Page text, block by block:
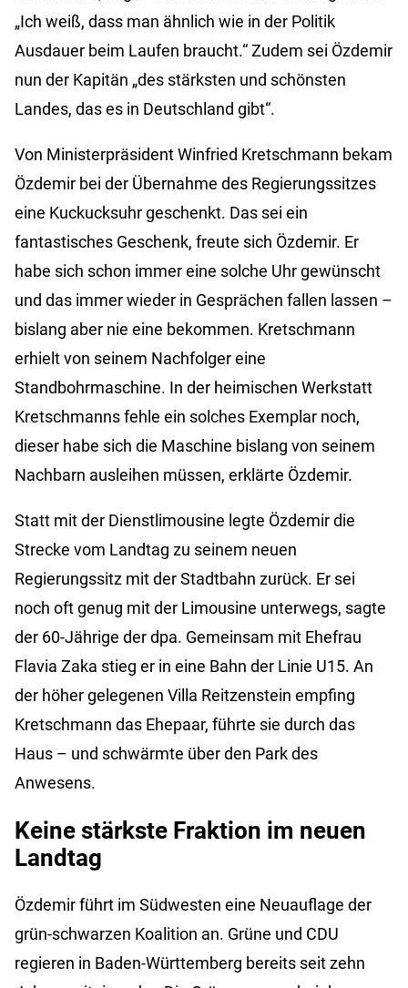
„Ich weiß, dass man ähnlich wie in der Politik
Ausdauer beim Laufen braucht.“ Zudem sei Özdemir
nun der Kapitän „des stärksten und schönsten
Landes, das es in Deutschland gibt“.
Von Ministerpräsident Winfried Kretschmann bekam
Özdemir bei der Übernahme des Regierungssitzes
eine Kuckucksuhr geschenkt. Das sei ein
fantastisches Geschenk, freute sich Özdemir. Er
habe sich schon immer eine solche Uhr gewünscht
und das immer wieder in Gesprächen fallen lassen –
bislang aber nie eine bekommen. Kretschmann
erhielt von seinem Nachfolger eine
Standbohrmaschine. In der heimischen Werkstatt
Kretschmanns fehle ein solches Exemplar noch,
dieser habe sich die Maschine bislang von seinem
Nachbarn ausleihen müssen, erklärte Özdemir.
Statt mit der Dienstlimousine legte Özdemir die
Strecke vom Landtag zu seinem neuen
Regierungssitz mit der Stadtbahn zurück. Er sei
noch oft genug mit der Limousine unterwegs, sagte
der 60-Jährige der dpa. Gemeinsam mit Ehefrau
Flavia Zaka stieg er in eine Bahn der Linie U15. An
der höher gelegenen Villa Reitzenstein empfing
Kretschmann das Ehepaar, führte sie durch das
Haus – und schwärmte über den Park des
Anwesens.
Keine stärkste Fraktion im neuen
Landtag
Özdemir führt im Südwesten eine Neuauflage der
grün-schwarzen Koalition an. Grüne und CDU
regieren in Baden-Württemberg bereits seit zehn